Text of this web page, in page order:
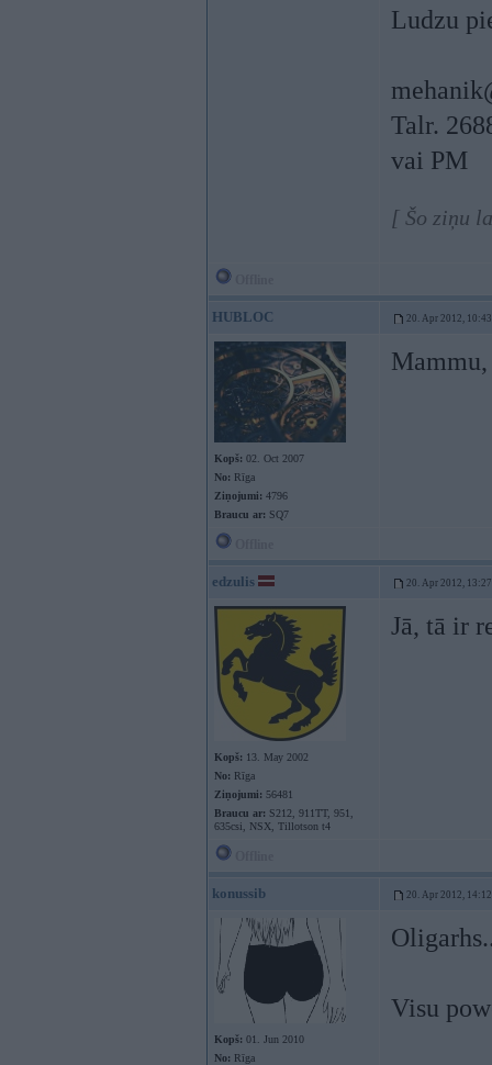
Ludzu
Talr.
vai PM
[ Šo ziņu
HUBLOC 20. Apr 2012, 10:43
Kopš: 02. Oct 2007
No: Rīga
Ziņojumi: 4796
Braucu ar: SQ7
edzulis 20. Apr 2012, 13:27
Kopš: 13. May 2002
No: Rīga
Ziņojumi: 56481
Braucu ar: S212, 911TT, 951,
635csi, NSX, Tillotson t4
Jā, tā ir
konussib 20. Apr 2012, 14:12
Kopš: 01. Jun 2010
No: Rīga
Visu